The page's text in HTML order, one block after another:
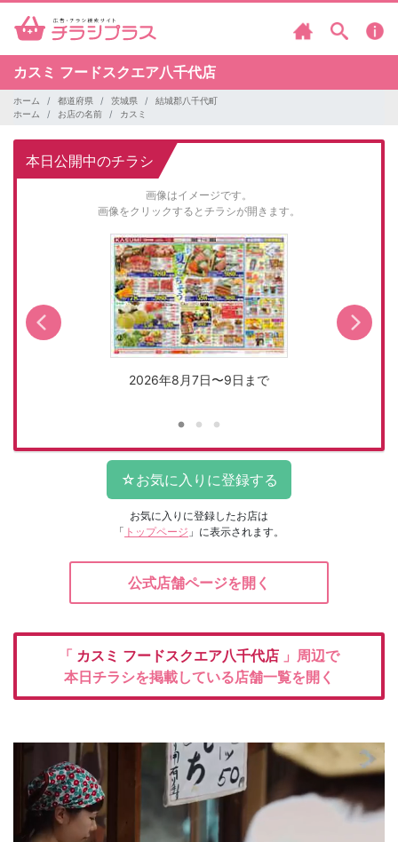
カスミ フードスクエア八千代店
ホーム 都道府県 茨城県
結城郡八千代町
ホーム
お店の名前 カスミ
本日公開中のチラシ
画像はイメージです。
画像をクリックするとチラシが開きます。
2026年8月7日〜9日まで
お気に入りに登録したお店は
「 トップページ 」に表示されます。
公式店舗ページを開く
「 カスミ フードスクエア八千代店 」周辺で
本日チラシを掲載している店舗一覧を開く